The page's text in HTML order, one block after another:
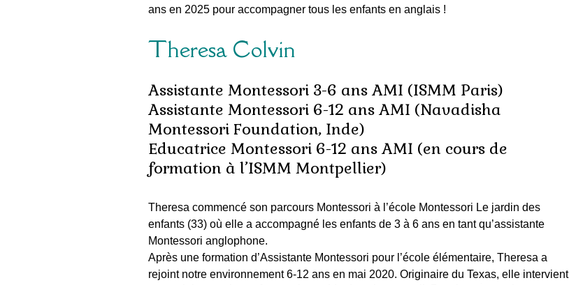
ans en 2025 pour accompagner tous les enfants en anglais !
Theresa Colvin
Assistante Montessori 3-6 ans AMI (ISMM Paris)
Assistante Montessori 6-12 ans AMI (Navadisha
Montessori Foundation, Inde)
Educatrice Montessori 6-12 ans AMI (en cours de
formation à l’ISMM Montpellier)
Theresa commencé son parcours Montessori à l’école Montessori Le jardin des
enfants (33) où elle a accompagné les enfants de 3 à 6 ans en tant qu’assistante
Montessori anglophone.
Après une formation d’Assistante Montessori pour l’école élémentaire, Theresa a
rejoint notre environnement 6-12 ans en mai 2020. Originaire du Texas, elle intervient